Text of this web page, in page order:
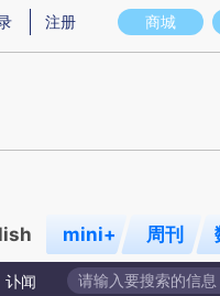
实意图存在偏差。不代表财新观
商城
注册
mini+ 周刊
讣闻